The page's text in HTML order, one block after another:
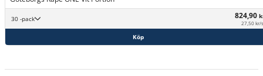
30 -pack 824,90
27,50 kr/
Köp